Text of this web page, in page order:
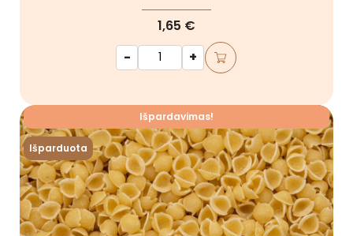
1,65 €
-
+
Išpardavimas!
Išparduota